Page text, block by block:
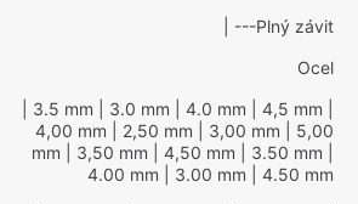
| ---Plný závit
Ocel
| 3.5 mm | 3.0 mm | 4.0 mm | 4,5 mm
4,00 mm | 2,50 mm | 3,00 mm | 5,00
mm | 3,50 mm | 4,50 mm | 3.50 mm
4.00 mm | 3.00 mm | 4.50 mm